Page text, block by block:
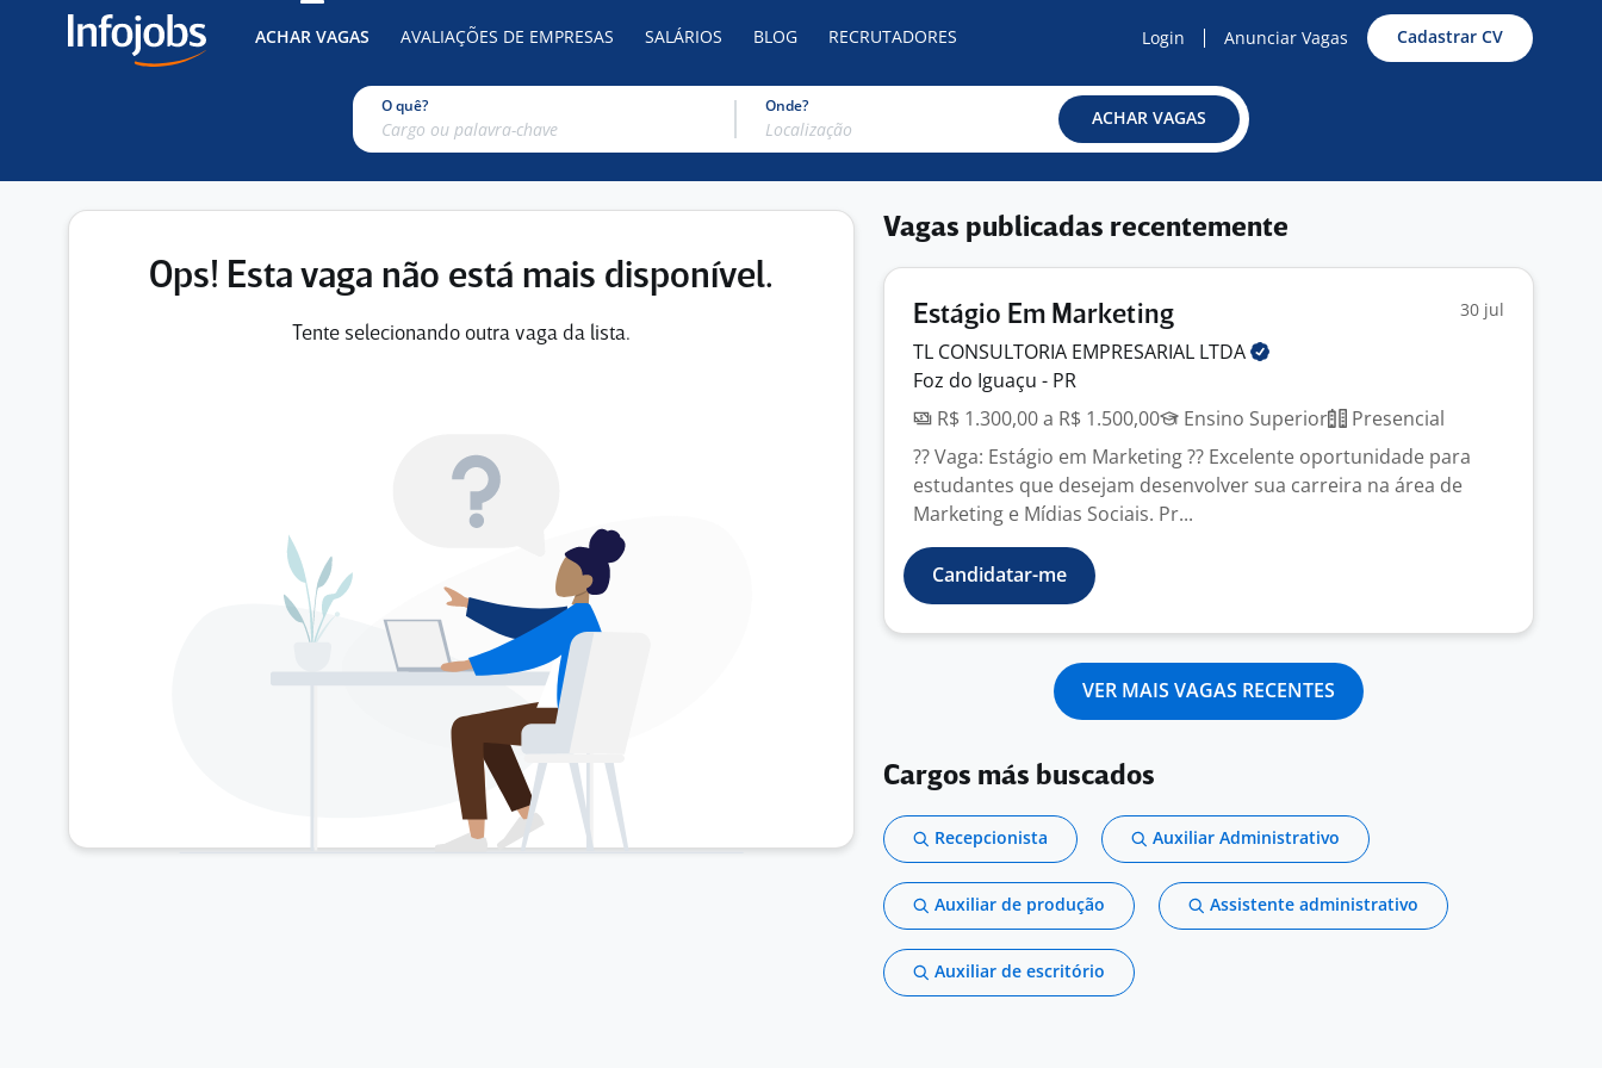
ACHAR VAGAS AVALIAÇÕES DE EMPRESAS SALÁRIOS BLOG RECRUTADORES Login Anunciar Vagas Cadastrar CV
O quê? Onde?
ACHAR VAGAS
Ops! Esta vaga não está mais disponível.
Tente selecionando outra vaga da lista.
Vagas publicadas recentemente
Estágio Em Marketing 30 jul
TL CONSULTORIA EMPRESARIAL LTDA
Foz do Iguaçu - PR
R$ 1.300,00 a R$ 1.500,00
Ensino Superior
Presencial
?? Vaga: Estágio em Marketing ?? Excelente oportunidade para
estudantes que desejam desenvolver sua carreira na área de
Marketing e Mídias Sociais. Pr...
Candidatar-me
VER MAIS VAGAS RECENTES
Cargos más buscados
Recepcionista Auxiliar Administrativo
Auxiliar de produção Assistente administrativo
Auxiliar de escritório